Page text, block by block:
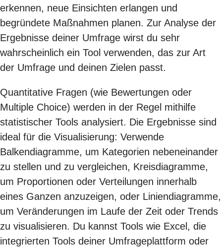
erkennen, neue Einsichten erlangen und
begründete Maßnahmen planen. Zur Analyse der
Ergebnisse deiner Umfrage wirst du sehr
wahrscheinlich ein Tool verwenden, das zur Art
der Umfrage und deinen Zielen passt.
Quantitative Fragen (wie Bewertungen oder
Multiple Choice) werden in der Regel mithilfe
statistischer Tools analysiert. Die Ergebnisse sind
ideal für die Visualisierung: Verwende
Balkendiagramme, um Kategorien nebeneinander
zu stellen und zu vergleichen, Kreisdiagramme,
um Proportionen oder Verteilungen innerhalb
eines Ganzen anzuzeigen, oder Liniendiagramme,
um Veränderungen im Laufe der Zeit oder Trends
zu visualisieren. Du kannst Tools wie Excel, die
integrierten Tools deiner Umfrageplattform oder